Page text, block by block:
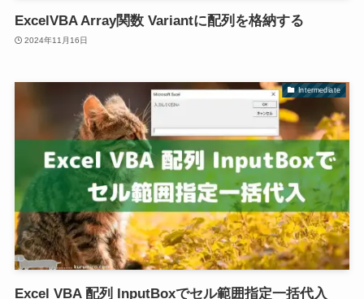
ExcelVBA Array関数 Variantに配列を格納する
2024年11月16日
Intermediate
Excel VBA 配列 InputBoxでセル範囲指定一括代入